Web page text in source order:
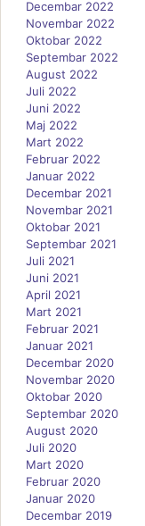
Decembar 2022
Novembar 2022
Oktobar 2022
Septembar 2022
August 2022
Juli 2022
Juni 2022
Maj 2022
Mart 2022
Februar 2022
Januar 2022
Decembar 2021
Novembar 2021
Oktobar 2021
Septembar 2021
Juli 2021
Juni 2021
April 2021
Mart 2021
Februar 2021
Januar 2021
Decembar 2020
Novembar 2020
Oktobar 2020
Septembar 2020
August 2020
Juli 2020
Mart 2020
Februar 2020
Januar 2020
Decembar 2019